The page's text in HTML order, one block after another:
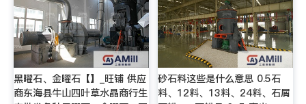
黑曜石、金曜石【】_旺铺 供应
商东海县牛山四叶草水晶商行生
砂石料这些是什么意思 0.5石
料、12料、13料、24料、石屑